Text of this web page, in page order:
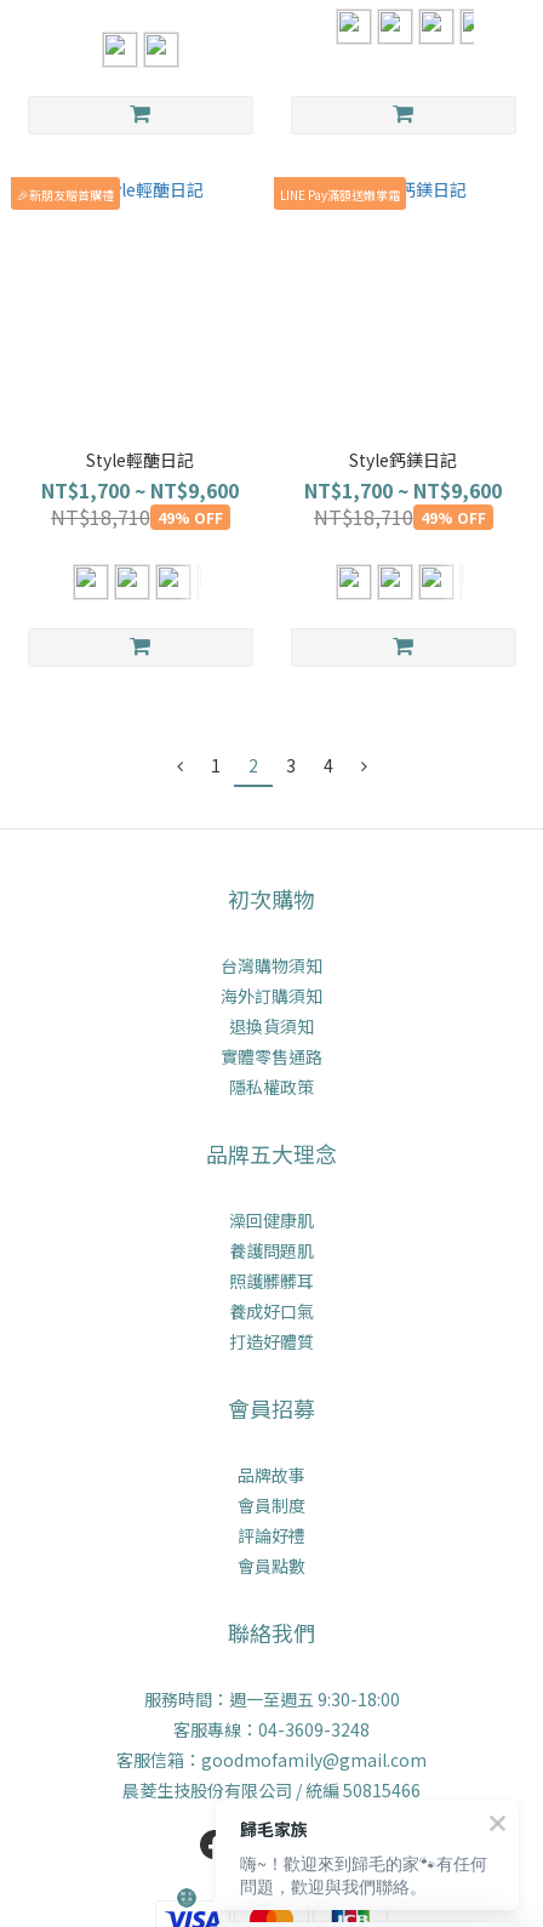
🎉新朋友贈首購禮
Style輕醣日記
NT$1,700 ~ NT$9,600
NT$18,710 49% OFF
LINE Pay滿額送嫩掌霜
Style鈣鎂日記
NT$1,700 ~ NT$9,600
NT$18,710 49% OFF
1 2 3 4
初次購物
台灣購物須知
海外訂購須知
退換貨須知
實體零售通路
隱私權政策
品牌五大理念
澡回健康肌
養護問題肌
照護髒髒耳
養成好口氣
打造好體質
會員招募
品牌故事
會員制度
評論好禮
會員點數
聯絡我們
服務時間：週一至週五 9:30-18:00
客服專線：04-3609-3248
客服信箱：goodmofamily@gmail.com
晨菱生技股份有限公司 / 統編 50815466
歸毛家族
嗨~！歡迎來到歸毛的家🐾有任何
問題，歡迎與我們聯絡。